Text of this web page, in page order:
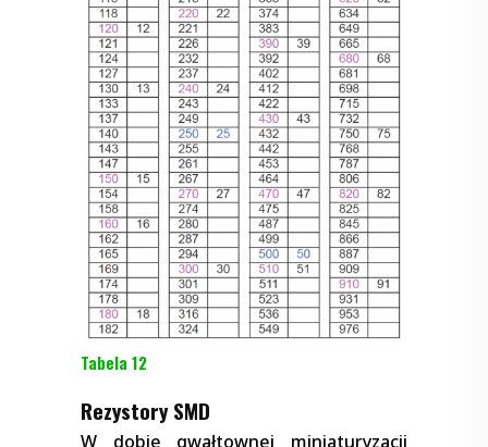
Tabela 12
Rezystory SMD
W dobie gwałtownej miniaturyzacji